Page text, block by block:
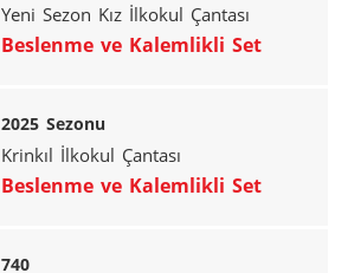
Yeni Sezon Kız İlkokul Çantası
Beslenme ve Kalemlikli Set
2025 Sezonu
Krinkıl İlkokul Çantası
Beslenme ve Kalemlikli Set
740